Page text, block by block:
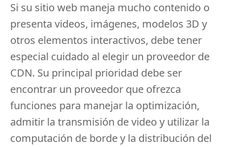
Si su sitio web maneja mucho contenido o
presenta videos, imágenes, modelos 3D y
otros elementos interactivos, debe tener
especial cuidado al elegir un proveedor de
CDN. Su principal prioridad debe ser
encontrar un proveedor que ofrezca
funciones para manejar la optimización,
admitir la transmisión de video y utilizar la
computación de borde y la distribución del